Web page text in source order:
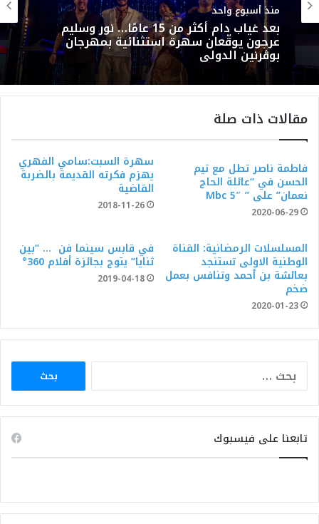
منذ أسبوع واحد
بعد غياب دام أكثر من 15 عامًا… نور وسليم
عرجون يوقّعان سهرة استثنائية بمهرجان
بوڨرنين الدولي
مقالات ذات صلة
فاطمة ناصر تطل مع تيم
الحسن في “عائلة الحاج
نعمان” على ” Mbc 5″
2020-06-29
سهرة السبت:سامي الفهري
يهزم فكرته القديمة بالضربة
القاضية
2018-11-26
المسلسلات الرمضانية: القناة
الوطنية الاولى تستنجد
بعائشة بن أحمد وتنافس بعمل
ضخم
2020-01-23
في قابس سينما فن … “بين
ثنايا” يتوج بجائزة أفلام 360°
2019-04-18
البحث
تابعنا على فيسبوك